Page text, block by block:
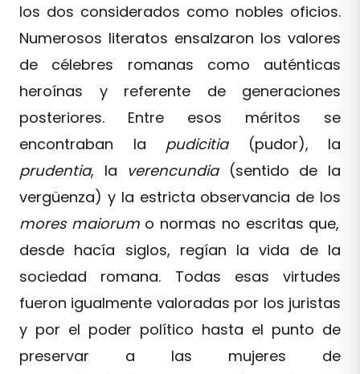
los dos considerados como nobles oficios.
Numerosos literatos ensalzaron los valores
de célebres romanas como auténticas
heroínas y referente de generaciones
posteriores. Entre esos méritos se
encontraban la pudicitia(pudor), la
prudentia, la verencundia(sentido de la
vergüenza) y la estricta observancia de los
mores maiorumo normas no escritas que,
desde hacía siglos, regían la vida de la
sociedad romana. Todas esas virtudes
fueron igualmente valoradas por los juristas
y por el poder político hasta el punto de
preservar a las mujeres de